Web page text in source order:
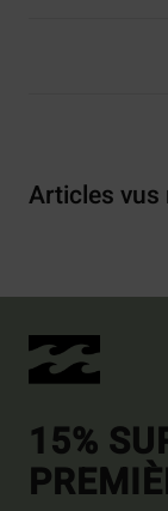
Articles vus
15%